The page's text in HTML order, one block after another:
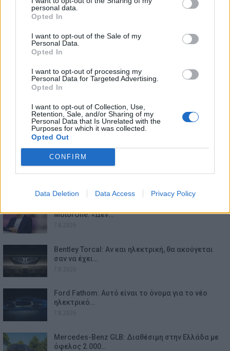
personal data.
Opted In
I want to opt-out of the Sale of my
Personal Data.
Opted In
I want to opt-out of processing my
Personal Data for Targeted Advertising.
Opted In
I want to opt-out of Collection, Use,
Retention, Sale, and/or Sharing of my
Personal Data that Is Unrelated with the
Purposes for which it was collected.
Opted Out
CONFIRM
Data Deletion Data Access Privacy Policy
ΕΠΙΚΑΙΡΟΤΗΤΑ
Bugatti Destrier: «Γλυπτό» 1.600 ίππων
8.8.2026
MotorOne: «Δεν…
Bentley Torcal: Αν και ηλεκτρική, θα ακούγεται
σαν να έχει…
Ford Fathom: Αυτό είναι το όνομα για το νέο
ηλεκτρικό…
Mercedes-Benz GLB: Διαθέσιμη στην Ελλάδα με
όφελος 2.000…